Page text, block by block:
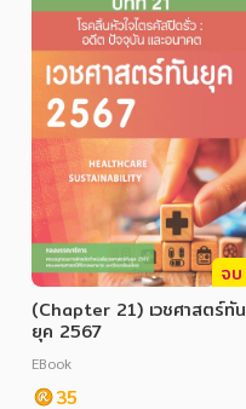
จบ
(Chapter 21) เวชศาสตร์ทัน
ยุค 2567
EBook
35